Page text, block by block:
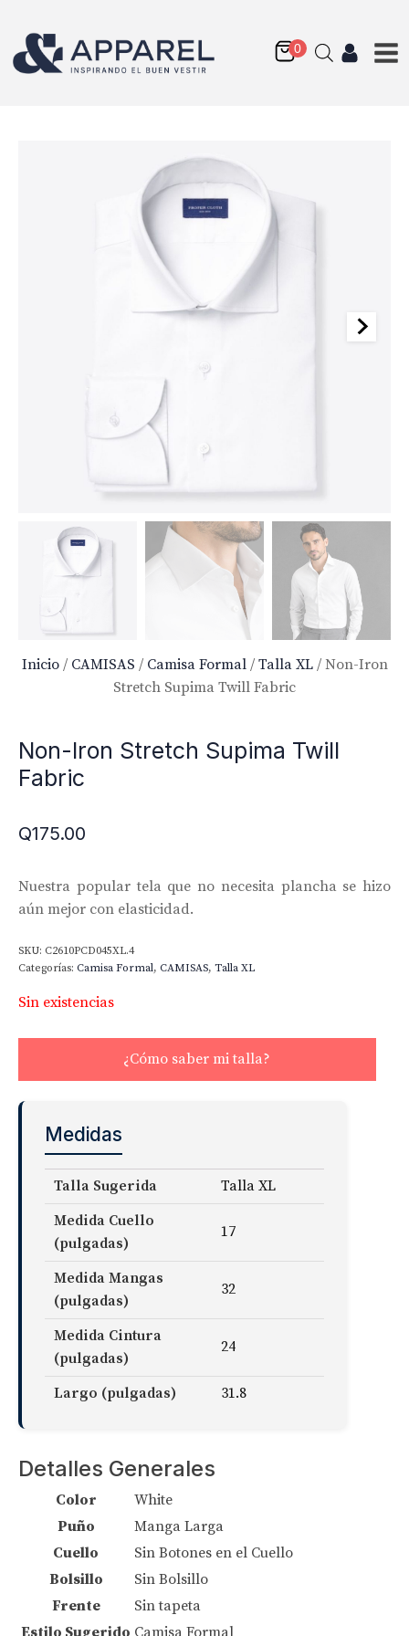
Inicio/ CAMISAS / Camisa Formal/ Talla XL/ Non-Iron
Stretch Supima Twill Fabric
Non-Iron Stretch Supima Twill
Fabric
Q175.00
Nuestra popular tela que no necesita plancha se hizo
aún mejor con elasticidad.
SKU: C2610PCD045XL.4
Categorías: Camisa Formal, CAMISAS, Talla XL
Sin existencias
¿Cómo saber mi talla?
Medidas
Talla Sugerida
Talla XL
Medida Cuello
(pulgadas)
17
Medida Mangas
(pulgadas)
32
Medida Cintura
(pulgadas)
24
Largo (pulgadas) 31.8
Detalles Generales
Color
White
Puño
Manga Larga
Cuello
Sin Botones en el Cuello
Bolsillo
Sin Bolsillo
Frente
Sin tapeta
Estilo Sugerido Camisa Formal
Mayfair Wrinkle-
Resistant Twill Fabric